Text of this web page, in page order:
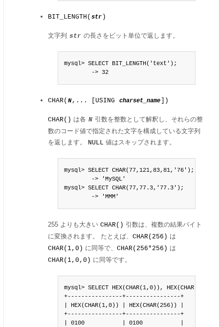
BIT_LENGTH( str )
文字列 str の長さをビット単位で返します。
mysql> SELECT BIT_LENGTH('text');
        -> 32
CHAR( N ,... [USING charset_name ])
CHAR() は各 N 引数を整数として解釈し、それらの整
数のコード値で指定された文字を構成している文字列
を返します。 NULL 値はスキップされます。
mysql> SELECT CHAR(77,121,83,81,'76');
        -> 'MySQL'
mysql> SELECT CHAR(77,77.3,'77.3');
        -> 'MMM'
255 よりも大きい CHAR() 引数は、複数の結果バイト
に変換されます。 たとえば、 CHAR(256) は
CHAR(1,0) に同等で、 CHAR(256*256) は
CHAR(1,0,0) に同等です。
mysql> SELECT HEX(CHAR(1,0)), HEX(CHAR(256));
+----------------+----------------+
| HEX(CHAR(1,0)) | HEX(CHAR(256)) |
+----------------+----------------+
| 0100           | 0100           |